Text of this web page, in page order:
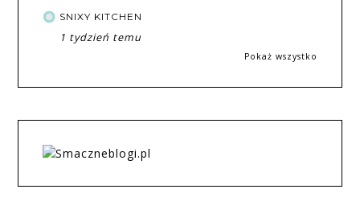
SNIXY KITCHEN
1 tydzień temu
Pokaż wszystko